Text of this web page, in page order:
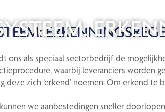
ons als speciaal sectorbedrijf de
waarbij leveranciers worden
deze zich ‘erkend’ noemen. Om erkend
we aanbestedingen sneller